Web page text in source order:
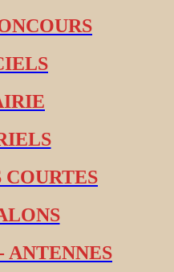
COURTES
ANTENNES